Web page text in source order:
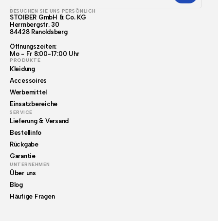
BESUCHEN SIE UNS PERSÖNLICH
STOIBER GmbH & Co. KG
Herrnbergstr. 30
84428 Ranoldsberg
Öffnungszeiten:
Mo - Fr 8:00-17:00 Uhr
PRODUKTE
Kleidung
Accessoires
Werbemittel
Einsatzbereiche
SERVICE
Lieferung & Versand
Bestellinfo
Rückgabe
Garantie
UNTERNEHMEN
Über uns
Blog
Häufige Fragen